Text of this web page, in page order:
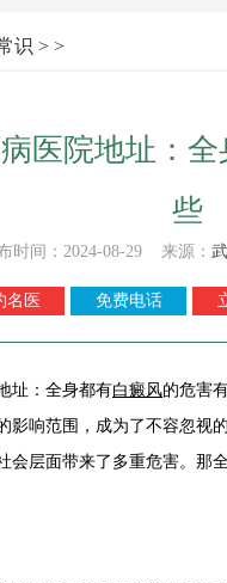
识 > >
医院地址：
些
时间：2024-08-29 来源：
名医 免费电话
：全身都有白癜风的危害
影响范围，成为了不容忽视
会层面带来了多重危害。那